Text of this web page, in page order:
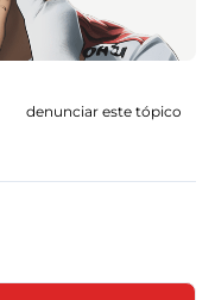
denunciar este tópico